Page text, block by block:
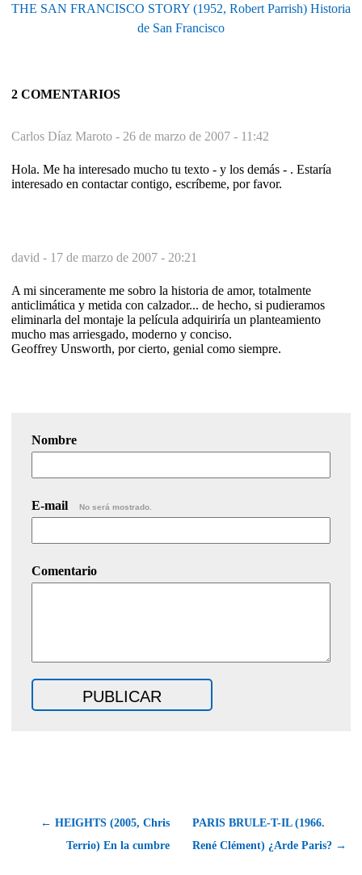
THE SAN FRANCISCO STORY (1952, Robert Parrish) Historia
de San Francisco
2 COMENTARIOS
Carlos Díaz Maroto - 26 de marzo de 2007 - 11:42
Hola. Me ha interesado mucho tu texto - y los demás - . Estaría
interesado en contactar contigo, escríbeme, por favor.
david - 17 de marzo de 2007 - 20:21
A mi sinceramente me sobro la historia de amor, totalmente
anticlimática y metida con calzador... de hecho, si pudieramos
eliminarla del montaje la película adquiriría un planteamiento
mucho mas arriesgado, moderno y conciso.
Geoffrey Unsworth, por cierto, genial como siempre.
Nombre
E-mail No será mostrado.
Comentario
← HEIGHTS (2005, Chris
Terrio) En la cumbre
PARIS BRULE-T-IL (1966.
René Clément) ¿Arde Paris? →